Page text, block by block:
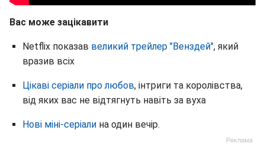
Вас може зацікавити
Netflix показав великий трейлер "Венздей", який
вразив всіх
Цікаві серіали про любов, інтриги та королівства,
від яких вас не відтягнуть навіть за вуха
Нові міні-серіали на один вечір.